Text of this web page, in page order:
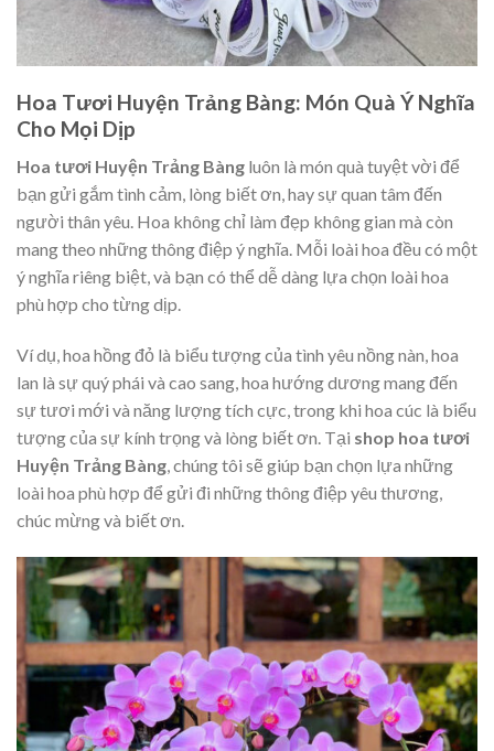
Hoa Tươi Huyện Trảng Bàng: Món Quà Ý Nghĩa
Cho Mọi Dịp
Hoa tươi Huyện Trảng Bàng luôn là món quà tuyệt vời để
bạn gửi gắm tình cảm, lòng biết ơn, hay sự quan tâm đến
người thân yêu. Hoa không chỉ làm đẹp không gian mà còn
mang theo những thông điệp ý nghĩa. Mỗi loài hoa đều có một
ý nghĩa riêng biệt, và bạn có thể dễ dàng lựa chọn loài hoa
phù hợp cho từng dịp.
Ví dụ, hoa hồng đỏ là biểu tượng của tình yêu nồng nàn, hoa
lan là sự quý phái và cao sang, hoa hướng dương mang đến
sự tươi mới và năng lượng tích cực, trong khi hoa cúc là biểu
tượng của sự kính trọng và lòng biết ơn. Tại shop hoa tươi
Huyện Trảng Bàng, chúng tôi sẽ giúp bạn chọn lựa những
loài hoa phù hợp để gửi đi những thông điệp yêu thương,
chúc mừng và biết ơn.